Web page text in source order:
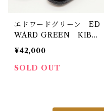
エドワードグリーン ED
WARD GREEN KIBW
ORTH 革靴 中古 サ
イドエラスティック サイ
ズ 6E
¥42,000
SOLD OUT